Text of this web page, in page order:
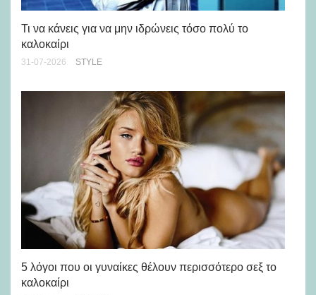
Τι να κάνεις για να μην ιδρώνεις τόσο πολύ το
καλοκαίρι
31-07-2026 STYLE
5 λόγοι που οι γυναίκες θέλουν περισσότερο σεξ το
καλοκαίρι